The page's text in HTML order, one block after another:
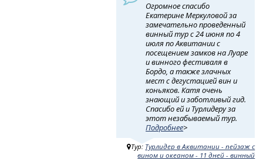
Огромное спасибо
Екатерине Меркуловой за
замечательно проведенный
винный тур с 24 июня по 4
июля по Аквитании с
посещением замков на Луаре
и винного фестиваля в
Бордо, а также злачных
мест с дегустацией вин и
коньяков. Катя очень
знающий и заботливый гид.
Спасибо ей и Турлидеру за
этот незабываемый тур.
Подробнее>
Тур: Турлидер в Аквитании - пейзаж с
вином и океаном - 11 дней - винный